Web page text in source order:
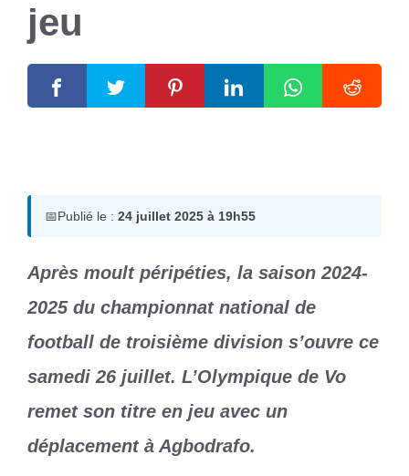
jeu
📅Publié le : 24 juillet 2025 à 19h55
Après moult péripéties, la saison 2024-
2025 du championnat national de
football de troisième division s’ouvre ce
samedi 26 juillet. L’Olympique de Vo
remet son titre en jeu avec un
déplacement à Agbodrafo.